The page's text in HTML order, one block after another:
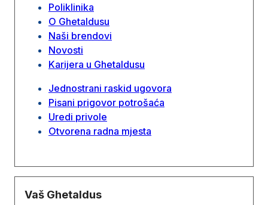
Poliklinika
O Ghetaldusu
Naši brendovi
Novosti
Karijera u Ghetaldusu
Jednostrani raskid ugovora
Pisani prigovor potrošaća
Uredi privole
Otvorena radna mjesta
Vaš Ghetaldus